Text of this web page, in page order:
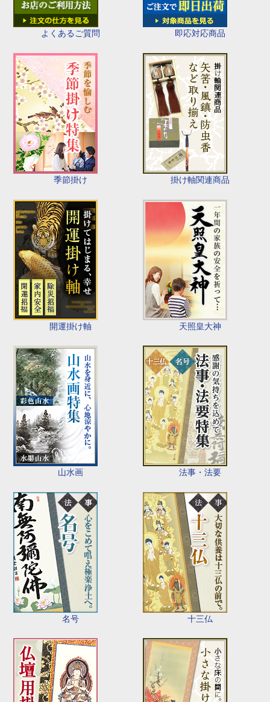
よくあるご質問 即応対応商品
季節掛け 掛け軸関連商品
開運掛け軸 天照皇大神
山水画 法事・法要
名号 十三仏